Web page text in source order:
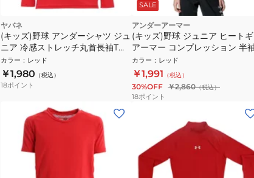
ヤバネ
(キッズ)野球 アンダーシャツ ジュ
ニア 冷感ストレッチ丸首長袖Tシ
ャツ YA2ABJ04-70
カラー ： レッド
￥1,980 （税込）
18ポイント
SALE
アンダーアーマー
(キッズ)野球 ジュニア ヒート
アーマー コンプレッション 半
クルーネック アンダーシャツ
1384751 600 速乾
カラー ： レッド
￥1,991 （税込）
30%OFF ￥2,860（税込）
18ポイント